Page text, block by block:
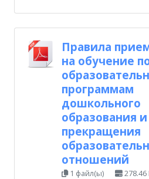
Правила
на обучение
программам
дошкольного
образования и
прекращения
отношений
1 файл(ы) 278.46